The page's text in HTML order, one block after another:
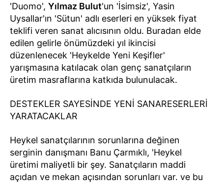
'Duomo', Yılmaz Bulut'un 'İsimsiz', Yasin
Uysallar'ın 'Sütun' adlı eserleri en yüksek fiyat
teklifi veren sanat alıcısının oldu. Buradan elde
edilen gelirle önümüzdeki yıl ikincisi
düzenlenecek 'Heykelde Yeni Keşifler'
yarışmasına katılacak olan genç sanatçıların
üretim masraflarına katkıda bulunulacak.
DESTEKLER SAYESİNDE YENİ SANARESERLERİ
YARATACAKLAR
Heykel sanatçılarının sorunlarına değinen
serginin danışmanı Banu Çarmıklı, 'Heykel
üretimi maliyetli bir şey. Sanatçıların maddi
açıdan ve mekan açısından sorunları var. ve bu